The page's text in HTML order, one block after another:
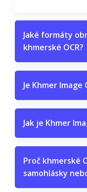
Jaké formáty
khmerské OCR?
Je Khmer Image
Jak je Khmer
Proč khmerské
samohlásky